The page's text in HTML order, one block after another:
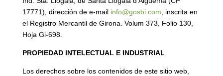
17771), dirección de e-mail info@gosbi.com, inscrita en
el Registro Mercantil de Girona. Volum 373, Folio 130,
Hoja Gi-698.
PROPIEDAD INTELECTUAL E INDUSTRIAL
Los derechos sobre los contenidos de este sitio web,